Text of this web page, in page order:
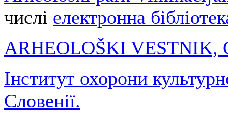
числі електронна
ARHEOLOŠKI VESTNIK,
Інститут охорони
Словенії.